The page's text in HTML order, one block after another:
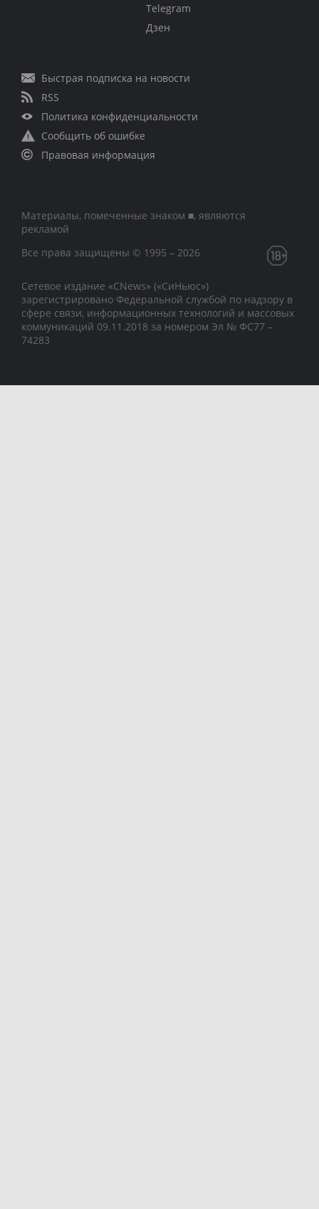
Telegram
Дзен
Быстрая подписка на новости
RSS
Политика конфиденциальности
Сообщить об ошибке
Правовая информация
Материалы, помеченные знаком ■, являются
рекламой
Все права защищены © 1995 – 2026
Сетевое издание «CNews» («СиНьюс»)
зарегистрировано Федеральной службой по надзору в
сфере связи, информационных технологий и массовых
коммуникаций 09.11.2018 за номером Эл № ФС77 –
74283